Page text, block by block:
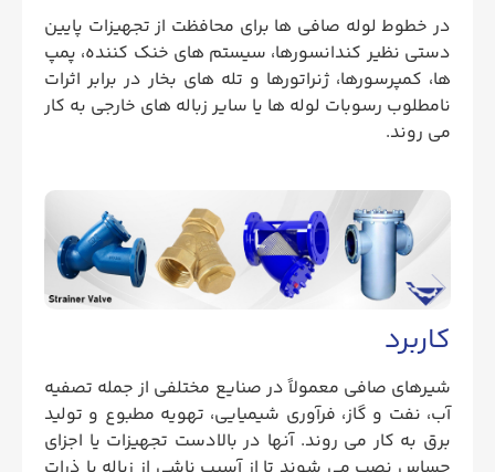
در خطوط لوله صافی ها برای محافظت از تجهیزات پایین
دستی نظیر کندانسورها، سیستم های خنک کننده، پمپ
ها، کمپرسورها، ژنراتورها و تله های بخار در برابر اثرات
نامطلوب رسوبات لوله ها یا سایر زباله های خارجی به کار
می روند.
کاربرد
شیرهای صافی معمولاً در صنایع مختلفی از جمله تصفیه
آب، نفت و گاز، فرآوری شیمیایی، تهویه مطبوع و تولید
برق به کار می روند. آنها در بالادست تجهیزات یا اجزای